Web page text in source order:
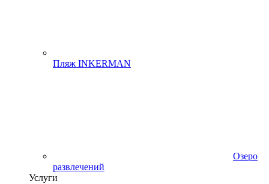
Пляж INKERMAN
Озеро
развлечений
Услуги